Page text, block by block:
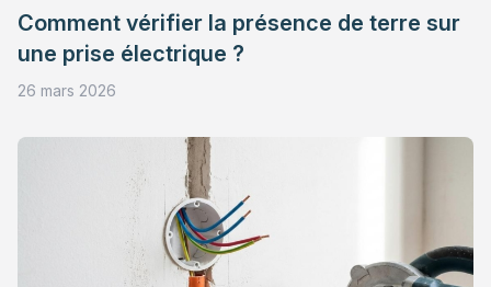
Comment vérifier la présence de terre sur
une prise électrique ?
26 mars 2026